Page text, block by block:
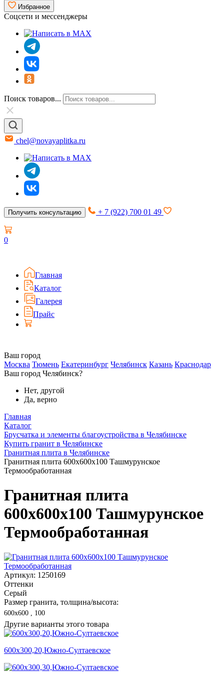
Избранное
Соцсети и мессенджеры
Поиск товаров...
chel@novayaplitka.ru
Получить консультацию + 7 (922) 700 01 49
0
Главная
Каталог
Галерея
Прайс
Ваш город
Москва Тюмень Екатеринбург Челябинск Казань Краснодар
Ваш город Челябинск?
Нет, другой
Да, верно
Главная
Каталог
Брусчатка и элементы благоустройства в Челябинске
Купить гранит в Челябинске
Гранитная плита в Челябинске
Гранитная плита 600х600x100 Ташмурунское
Термообработанная
Гранитная плита
600х600x100 Ташмурунское
Термообработанная
Артикул: 1250169
Оттенки
Серый
Размер гранита, толщина/высота:
600х600 , 100
Другие варианты этого товара
600х300,20,Южно-Султаевское